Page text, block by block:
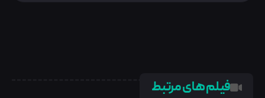
فیلم های مرتبط